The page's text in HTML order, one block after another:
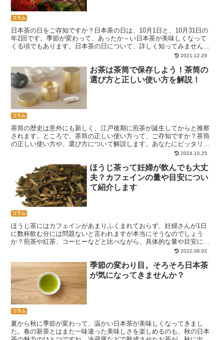
コラム
日本茶の日をご存知ですか？日本茶の日は、10月1日と、10月31日の
年2回です。季節が変わって、あったか～い日本茶が美味しくなって
くる頃でもあります。日本茶の日について、詳しく知ってみません
2021.12.29
コラム
お茶は茶筒で保存しよう！茶筒の
選び方と正しい使い方を解説！
茶筒の歴史は意外にも新しく、江戸後期に煎茶が誕生してからと推察
されます。ところで、茶筒の正しい使い方って、ご存知ですか？茶筒
の正しい使い方や、選び方について解説します。あなたにピッタリの
2024.10.25
コラム
ほうじ茶って妊婦が飲んでも大丈
夫？カフェインの量や目安につい
て紹介します
ほうじ茶にはカフェインがあまりふくまれておらず、妊婦さんが1日
に数杯飲む分には問題ないと言われますが本当にそうなのでしょう
か？煎茶や紅茶、コーヒーなどと比べながら、具体的な量や目安につ
2022.08.02
コラム
季節の変わり目。そろそろ日本茶
が気になってきませんか？
夏から秋に季節が変わって、温かい日本茶が美味しくなってきまし
た。春の新茶とはまた一味違った美味しさを楽しめるのも、秋の日本